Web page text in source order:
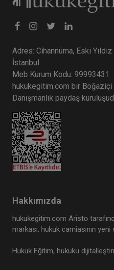
Adres: Cihannüma, Eski
İstanbul
Meb Kurum Kodu: 99993431
hukukegitim.com bir
Danışmanlık paydaş
Hakkımızda
hukukegitim.com Aristo
markası, hukuk camiasının yeni
Hukuk Eğitim, hukuku